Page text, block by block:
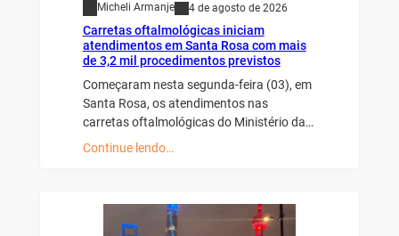
Micheli Armanje 4 de agosto de 2026
Carretas oftalmológicas iniciam
atendimentos em Santa Rosa com mais
de 3,2 mil procedimentos previstos
Começaram nesta segunda-feira (03), em
Santa Rosa, os atendimentos nas
carretas oftalmológicas do Ministério da…
Continue lendo…